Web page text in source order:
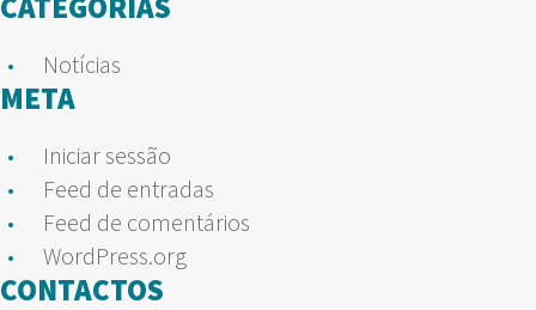
Notícias
META
Iniciar sessão
Feed de entradas
Feed de comentários
WordPress.org
CONTACTOS